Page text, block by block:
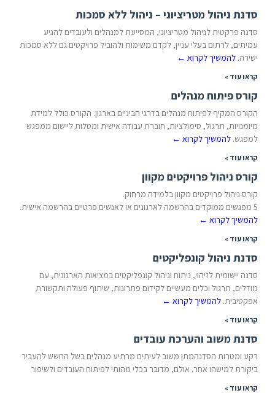
סדנת ניהול מטריציוני – ניהול ללא סמכות
סדנה פרקטית לניהול מטריציוני, המסייעת למנהלים ולעובדים להניע
עמיתים, לרתום בעלי עניין, לקדם משימות ולהוביל פרויקטים גם ללא סמכות
ישירה. להמשיך לקרוא ←
קראו עוד »
קורס פיתוח מנהלים
הקורס המקיף לפיתוח מנהלים בדרגי הביניים בארגון. הקורס כולל למידת
מיומנויות, תרגול, סימולציות, חוברת עבודה אישית ומטלות ליישום ממפגש
למפגש. להמשיך לקרוא ←
קראו עוד »
קורס ניהול פרויקטים מקוון
קורס ניהול פרויקטים מקוון בלמידה מרחוק.
5 מפגשים ממוקדים בהרשמה לארגונים או לאנשים פרטיים בהרשמה אישית.
להמשיך לקרוא ←
קראו עוד »
סדנת ניהול קונפליקטים
סדנה יישומית לזיהוי, ניתוח וניהול קונפליקטים במציאות הארגונית, עם
מודלים, תרגול וכלים מעשיים לקידום פתרונות, שיתוף פעולה ותקשורת
אפקטיבית. להמשיך לקרוא ←
קראו עוד »
סדנת משוב והערכת עובדים
רקע ומטרות הסדנהמתן משוב לעיתים מרתיע מנהלים בשל החשש להעביר
ביקורת למישהו אחר. אולם, מדובר בכלי מהותי לפיתוח העובדים ולשיפור
קראו עוד »